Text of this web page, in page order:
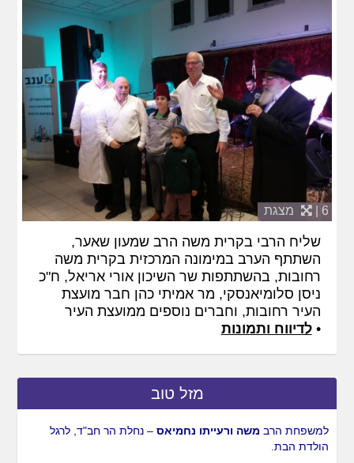
6 | מצגת
שליח הרבי בקרית משה הרב שמעון שאער,
השתתף הערב במימונה המרכזית בקרית משה
רחובות, בהשתתפות שר השיכון אורי אריאל, ח"כ
ניסן סלומיאנסקי, מר אמיתי כהן חבר מועצת
העיר רחובות, וחברים נוספים ממועצת העיר
•לדיווח ותמונות
מזל טוב
למשפחת הרב משה ורעייתו נחמיאס – נחלת הר חב"ד, לרגל
הולדת הבת.